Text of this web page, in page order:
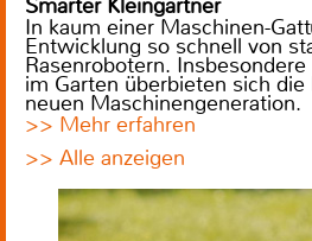
In kaum einer Maschinen-
Entwicklung so schnell von
Rasenrobotern.
im Garten überbieten sich
neuen Maschinengeneration.
>> Mehr erfahren
>> Alle anzeigen